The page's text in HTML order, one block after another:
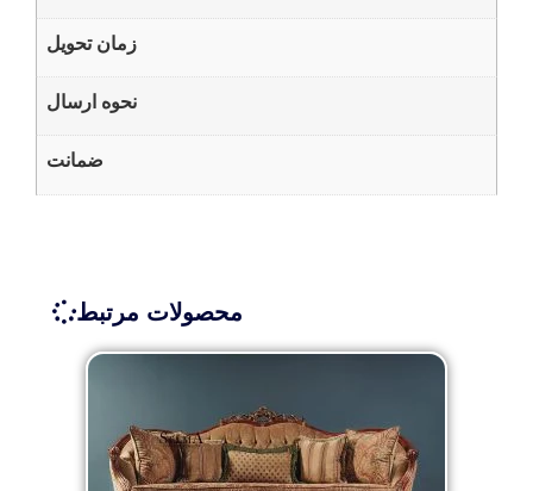
زمان تحویل
نحوه ارسال
ضمانت
محصولات مرتبط